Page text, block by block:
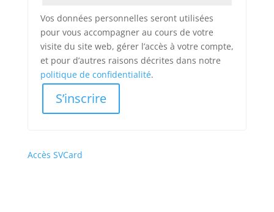
Vos données personnelles seront utilisées
pour vous accompagner au cours de votre
visite du site web, gérer l’accès à votre compte,
et pour d’autres raisons décrites dans notre
politique de confidentialité.
S’inscrire
Accès SVCard